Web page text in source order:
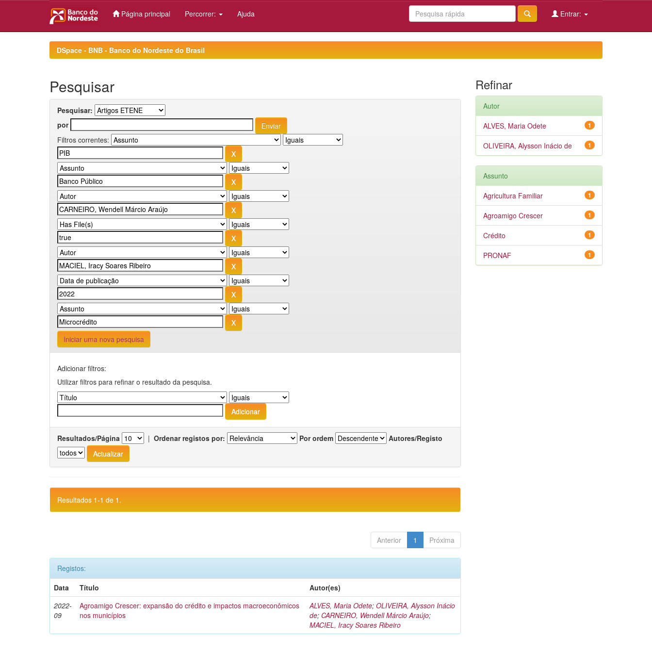
Página principal Percorrer: Ajuda Entrar:
DSpace - BNB - Banco do Nordeste do Brasil
Pesquisar
Pesquisar:
por
Filtros correntes:
Iniciar uma nova pesquisa
Adicionar filtros:
Utilizar filtros para refinar o resultado da pesquisa.
Resultados/Página | Ordenar registos por: Por ordem Autores/Registo
Resultados 1-1 de 1.
Anterior 1 Próxima
Registos:
Data
Título
Autor(es)
2022-
09
Agroamigo Crescer: expansão do crédito e impactos macroeconômicos
nos municípios
ALVES, Maria Odete;OLIVEIRA, Alysson Inácio
de; CARNEIRO, Wendell Márcio Araújo;
MACIEL, Iracy Soares Ribeiro
Refinar
Autor
1
ALVES, Maria Odete
1
OLIVEIRA, Alysson Inácio de
Assunto
1
Agricultura Familiar
1
Agroamigo Crescer
1
Crédito
1
PRONAF